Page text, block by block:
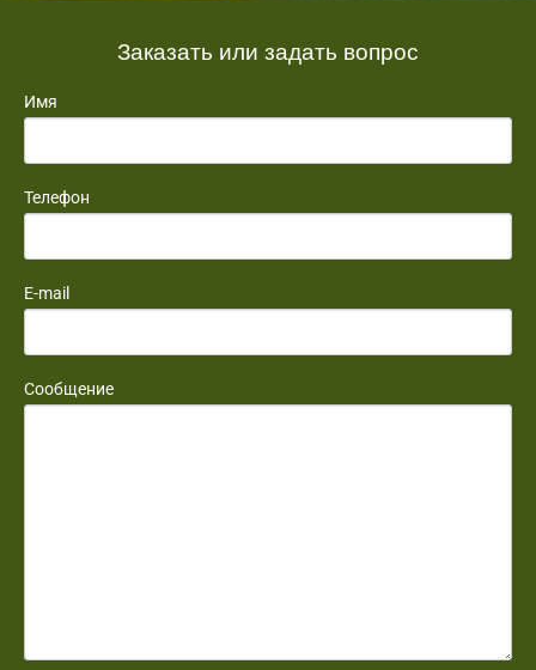
Заказать или задать вопрос
Имя
Телефон
E-mail
Сообщение